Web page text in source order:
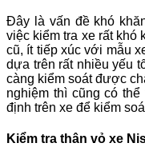
Đây là vấn đề khó
việc kiểm tra xe rất khó
cũ, ít tiếp xúc với mẫu
dựa trên rất nhiều yếu
càng kiểm soát được
nghiệm thì cũng có
định trên xe để kiểm
Kiểm tra thân vỏ xe